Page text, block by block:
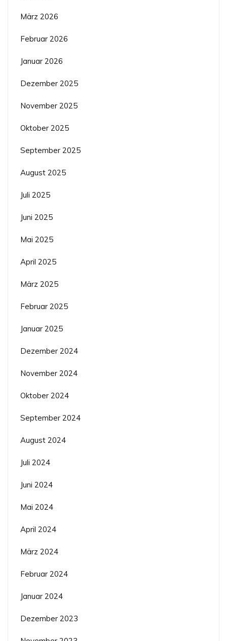
März 2026
Februar 2026
Januar 2026
Dezember 2025
November 2025
Oktober 2025
September 2025
August 2025
Juli 2025
Juni 2025
Mai 2025
April 2025
März 2025
Februar 2025
Januar 2025
Dezember 2024
November 2024
Oktober 2024
September 2024
August 2024
Juli 2024
Juni 2024
Mai 2024
April 2024
März 2024
Februar 2024
Januar 2024
Dezember 2023